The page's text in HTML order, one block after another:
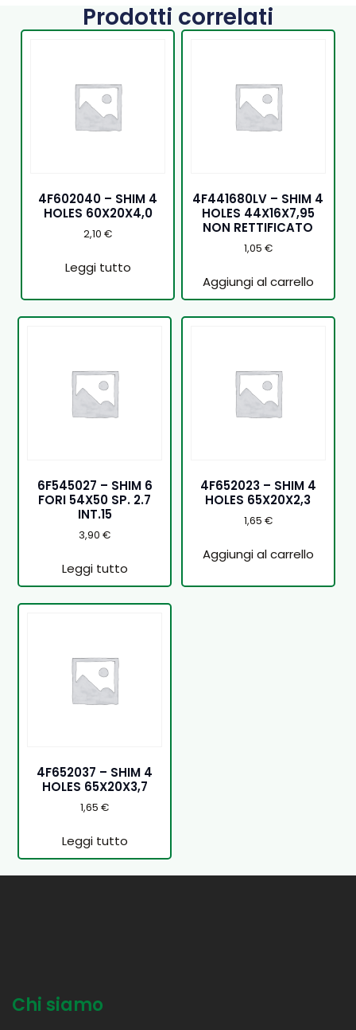
Prodotti correlati
4F602040 – SHIM 4
HOLES 60X20X4,0
2,10€
Leggi tutto
4F441680LV – SHIM 4
HOLES 44X16X7,95
NON RETTIFICATO
1,05 €
Aggiungi al carrello
6F545027 – SHIM 6
FORI 54X50 SP. 2.7
INT.15
3,90€
Leggi tutto
4F652023 – SHIM 4
HOLES 65X20X2,3
1,65 €
Aggiungi al carrello
4F652037 – SHIM 4
HOLES 65X20X3,7
1,65€
Leggi tutto
Chi siamo